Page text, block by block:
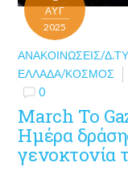
ΑΥΓ
2025
ΑΝΑΚΟΙΝΏΣΕΙΣ/
ΕΛΛΆΔΑ/ΚΌΣΜΟΣ
0
March To
Ημέρα
γενοκτονία